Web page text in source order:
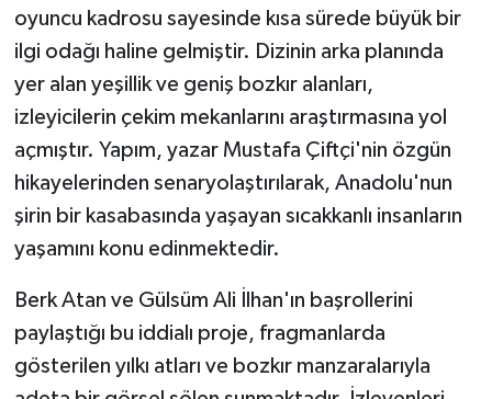
oyuncu kadrosu sayesinde kısa sürede büyük bir
ilgi odağı haline gelmiştir. Dizinin arka planında
yer alan yeşillik ve geniş bozkır alanları,
izleyicilerin çekim mekanlarını araştırmasına yol
açmıştır. Yapım, yazar Mustafa Çiftçi'nin özgün
hikayelerinden senaryolaştırılarak, Anadolu'nun
şirin bir kasabasında yaşayan sıcakkanlı insanların
yaşamını konu edinmektedir.
Berk Atan ve Gülsüm Ali İlhan'ın başrollerini
paylaştığı bu iddialı proje, fragmanlarda
gösterilen yılkı atları ve bozkır manzaralarıyla